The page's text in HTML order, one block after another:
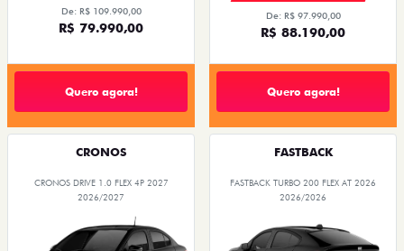
De: R$ 109.990,00
R$ 79.990,00
Quero agora!
De: R$ 97.990,00
R$ 88.190,00
Quero agora!
CRONOS
CRONOS DRIVE 1.0 FLEX 4P 2027
2026/2027
FASTBACK
FASTBACK TURBO 200 FLEX AT 2026
2026/2026